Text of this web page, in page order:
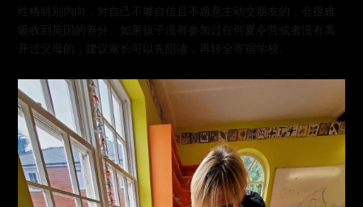
性格特别内向，对自己不够自信且不愿意主动交朋友的，会很难
吸收到英国的养分。如果孩子没有参加过任何夏令营或者没有离
开过父母的，建议家长可以先陪读，再转全寄宿学校。